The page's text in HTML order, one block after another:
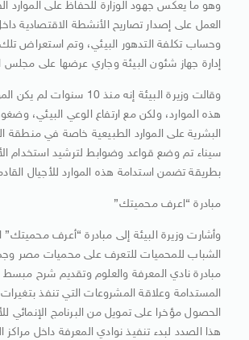
وهو ما يعكس جهود الوزارة للحفاظ على الموارد
العمل على إصدار تصاريح الأنشطة الاقتصادية
وحساب تكلفة التدهور البيئي، وتم استعراض
إدارة جهاز شئون البيئة وجاري عرضها على مجلس
وقالت وزيرة البيئة إنه منذ 10
هذه الموارد، ولكن مع ارتفاع الوعي البيئي،
البشرية على الموارد الطبيعية خاصة في منطقة
سيناء تم وضع قواعد وضوابط لترشيد استخدام
بطريقة تضمن استدامة هذه الموارد للأجيال
مبادرة “اعرف محميتك”
وأشارت وزيرة البيئة إلى مبادرة “أعرف محميتك”
الشباب للمحميات للتعرف على محميات مصر
مبادرة نادي المعرفة والعلوم وتقديم شرح مبسط
المستدامة وعلاقة المشروعات التي تنفذ
الحصول مؤخرا على تمويل من البرنامج الإنمائي
هذا الصدد لبدء تنفيذ نوادي المعرفة داخل مراكز